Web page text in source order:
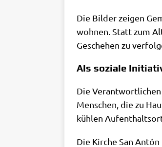
Die Bil­der zei­gen
woh­nen. Statt zum
Gesche­hen zu
Als soziale
Die
Men­schen, die zu
küh­len
Die Kir­che San